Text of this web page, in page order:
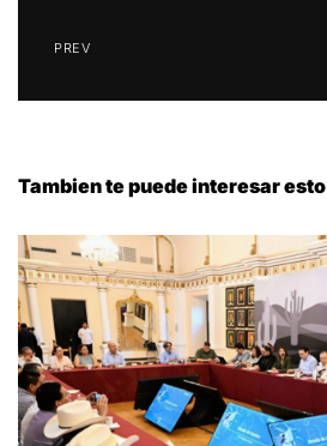
PREV
Tambien te puede interesar esto